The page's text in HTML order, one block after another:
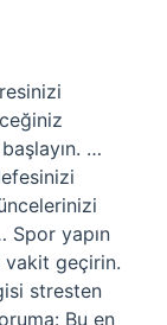
…
Spor yapın
geçirin.
stresten
Bu en